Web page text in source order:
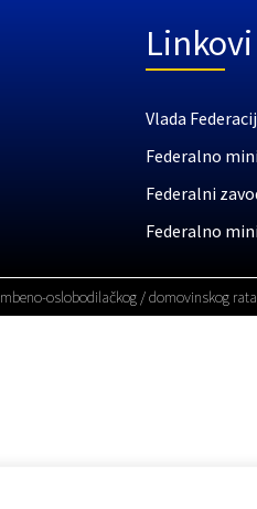
Linkovi
Vlada
Federalno
Federalni
Federalno
oslobodilačkog / domovinskog rata